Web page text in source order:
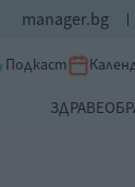
manager.bg
Подкаст
ЗДРАВЕ